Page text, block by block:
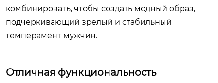
комбинировать, чтобы создать модный образ,
подчеркивающий зрелый и стабильный
темперамент мужчин.
Отличная функциональность